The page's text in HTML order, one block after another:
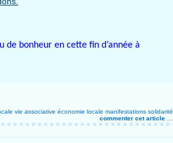
de bonheur en cette fin d’année à
vie associative économie locale manifestations solidarité
commenter cet article